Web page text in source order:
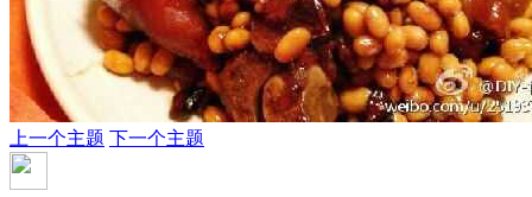
上一个主题 下一个主题